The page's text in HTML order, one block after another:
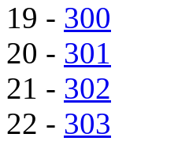
19 - 300
20 - 301
21 - 302
22 - 303